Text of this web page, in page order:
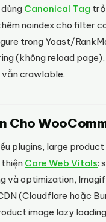
Canonical Tag
noindex cho filter
trong Yoast/
(không reload
crawlable.
Cho
plugins, large
Core Web Vitals:
và optimization,
(Cloudflare hoặc
image lazy